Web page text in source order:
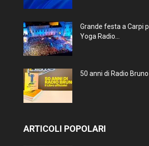
Grande festa a Carpi
Yoga Radio...
50 anni di Radio
ARTICOLI POPOLARI